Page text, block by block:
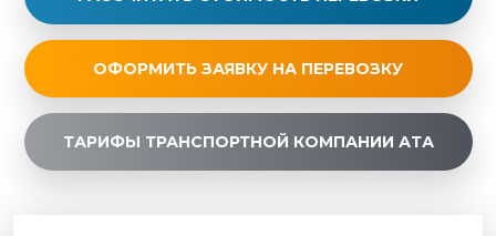
ОФОРМИТЬ ЗАЯВКУ НА ПЕРЕВОЗКУ
ТАРИФЫ ТРАНСПОРТНОЙ КОМПАНИИ АТА